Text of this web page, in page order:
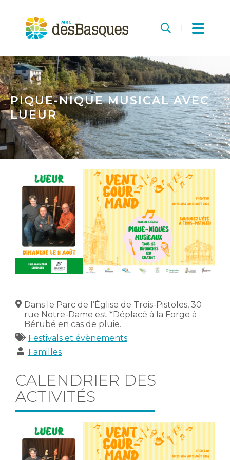
des
Basques
Recherche
PIQUE-NIQUE MUSICAL AVEC
LUEUR
LieuDans le Parc de l’Église de Trois-Pistoles, 30
rue Notre-Dame est *Déplacé à la Forge à
Bérubé en cas de pluie.
Catégories
Festivals et évènements
Publics
Familles
CALENDRIER DES
ACTIVITÉS